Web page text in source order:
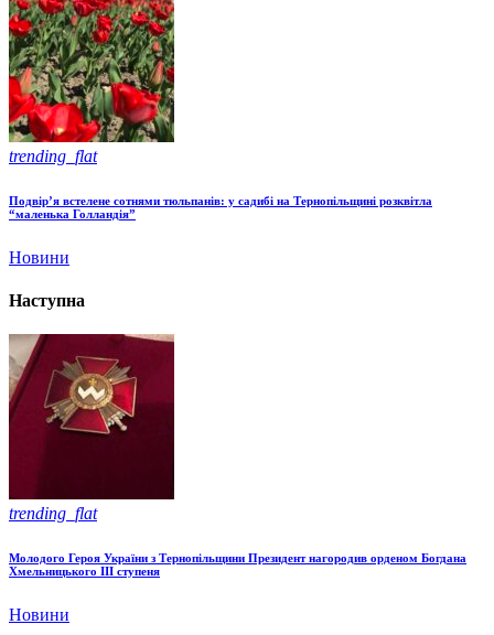
trending_flat
Подвір’я встелене сотнями тюльпанів: у садибі на Тернопільщині розквітла
“маленька Голландія”
Новини
Наступна
trending_flat
Молодого Героя України з Тернопільщини Президент нагородив орденом Богдана
Хмельницького ІІІ ступеня
Новини